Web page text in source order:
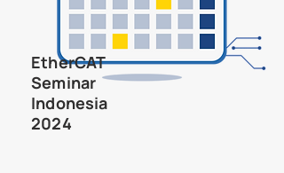
EtherCAT
Seminar
Indonesia
2024